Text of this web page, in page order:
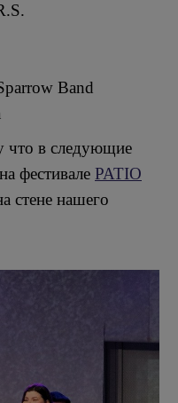
Band
что в следующие
фестивале PATIO
стене нашего